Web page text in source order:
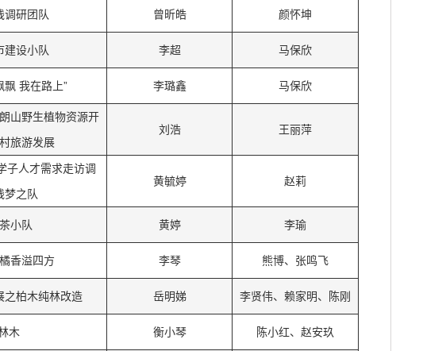
调研团队 曾昕皓 颜怀坤
建设小队 李超 马保欣
飘 我在路上” 李璐鑫 马保欣
山野生植物资源开
旅游发展
刘浩 王丽萍
子人才需求走访调
梦之队
黄毓婷 赵莉
小队 黄婷 李瑜
香溢四方 李琴 熊博、张鸣飞
之柏木纯林改造 岳明娣 李贤伟、赖家明、陈刚
木 衡小琴 陈小红、赵安玖